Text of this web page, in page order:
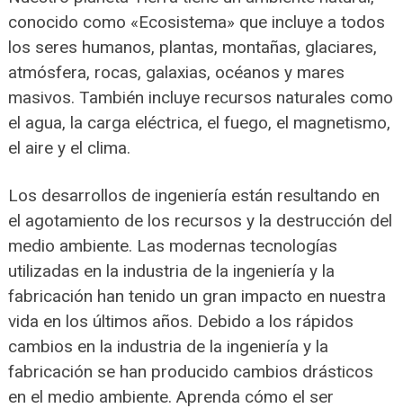
conocido como «Ecosistema» que incluye a todos
los seres humanos, plantas, montañas, glaciares,
atmósfera, rocas, galaxias, océanos y mares
masivos. También incluye recursos naturales como
el agua, la carga eléctrica, el fuego, el magnetismo,
el aire y el clima.
Los desarrollos de ingeniería están resultando en
el agotamiento de los recursos y la destrucción del
medio ambiente. Las modernas tecnologías
utilizadas en la industria de la ingeniería y la
fabricación han tenido un gran impacto en nuestra
vida en los últimos años. Debido a los rápidos
cambios en la industria de la ingeniería y la
fabricación se han producido cambios drásticos
en el medio ambiente. Aprenda cómo el ser